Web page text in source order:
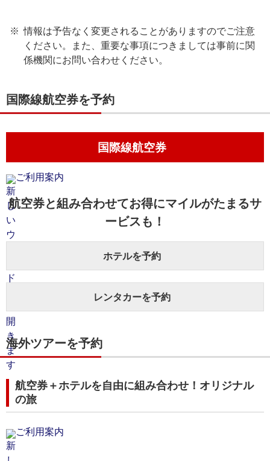
情報は予告なく変更されることがありますのでご注意
ください。また、重要な事項につきましては事前に関
係機関にお問い合わせください。
国際線航空券を予約
国際線航空券
ご利用案内
航空券と組み合わせてお得にマイルがたまるサ
ービスも！
ホテルを予約
レンタカーを予約
海外ツアーを予約
航空券＋ホテルを自由に組み合わせ！オリジナル
の旅
ご利用案内